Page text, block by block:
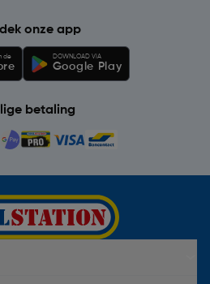
onze app
de DOWNLOAD VIA
Google Play
betaling